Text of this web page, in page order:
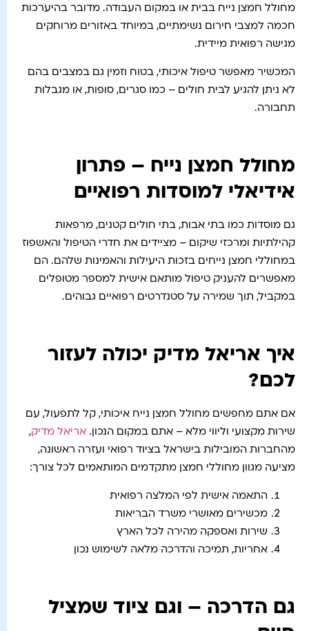
מחולל חמצן נייח בבית או במקום העבודה. מדובר בהיערכות
חכמה למצבי חירום נשימתיים, במיוחד באזורים מרוחקים
מגישה רפואית מיידית.
המכשיר מאפשר טיפול איכותי, בטוח וזמין גם במצבים בהם
לא ניתן להגיע לבית חולים – כמו סגרים, סופות, או מגבלות
תחבורה.
מחולל חמצן נייח – פתרון
אידיאלי למוסדות רפואיים
גם מוסדות כמו בתי אבות, בתי חולים קטנים, מרפאות
קהילתיות ומרכזי שיקום – מציידים את חדרי הטיפול והאשפוז
במחוללי חמצן נייחים בזכות היעילות והאמינות שלהם. הם
מאפשרים להעניק טיפול מותאם אישית למספר מטופלים
במקביל, תוך שמירה על סטנדרטים רפואיים גבוהים.
איך אריאל מדיק יכולה לעזור
לכם?
אם אתם מחפשים מחולל חמצן נייח איכותי, קל לתפעול, עם
שירות מקצועי וליווי מלא – אתם במקום הנכון. אריאל מדיק,
מהחברות המובילות בישראל בציוד רפואי ועזרה ראשונה,
מציעה מגוון מחוללי חמצן מתקדמים המותאמים לכל צורך:
התאמה אישית לפי המלצה רפואית
מכשירים מאושרי משרד הבריאות
שירות ואספקה מהירה לכל הארץ
אחריות, תמיכה והדרכה מלאה לשימוש נכון
גם הדרכה – וגם ציוד שמציל